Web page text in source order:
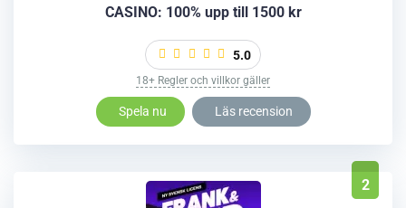
CASINO: 100% upp till 1500 kr
5.0
18+ Regler och villkor gäller
Spela nu Läs recension
2